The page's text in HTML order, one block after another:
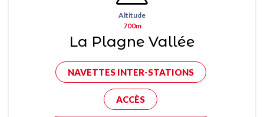
Altitude
700m
La Plagne Vallée
NAVETTES INTER-STATIONS
ACCÈS